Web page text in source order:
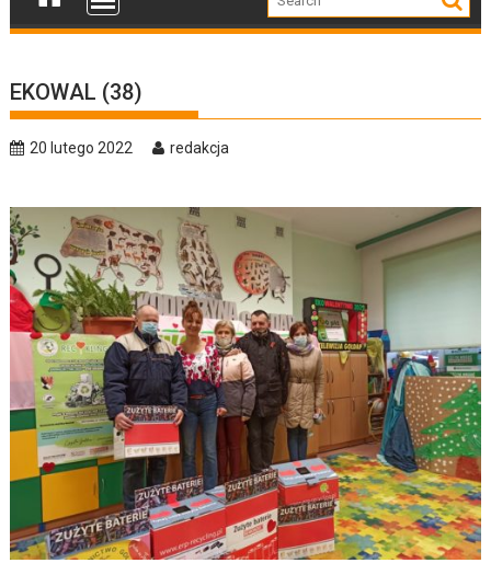
EKOWAL (38)
20 lutego 2022 redakcja